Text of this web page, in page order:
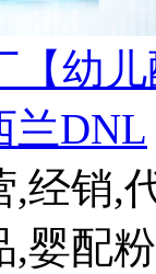
【幼
兰DNL
,经销,
,婴配